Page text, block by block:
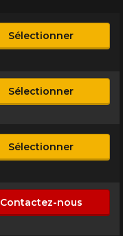
Sélectionner
Sélectionner
Sélectionner
Contactez-nous